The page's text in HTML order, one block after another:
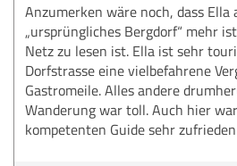
Anzumerken wäre noch, dass Ella
„ursprüngliches Bergdorf“ mehr
Netz zu lesen ist. Ella ist sehr
Dorfstrasse eine vielbefahrene
Gastromeile. Alles andere
Wanderung war toll. Auch hier
kompetenten Guide sehr